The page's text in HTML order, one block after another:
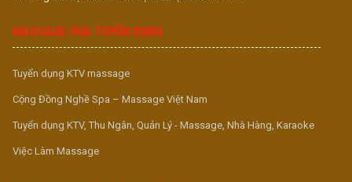
MASSAGE VUA TUYỂN DỤNG
Tuyển dụng KTV massage
Cộng Đồng Nghề Spa – Massage Việt Nam
Tuyển dụng KTV, Thu Ngân, Quản Lý - Massage, Nhà Hàng, Karaoke
Việc Làm Massage